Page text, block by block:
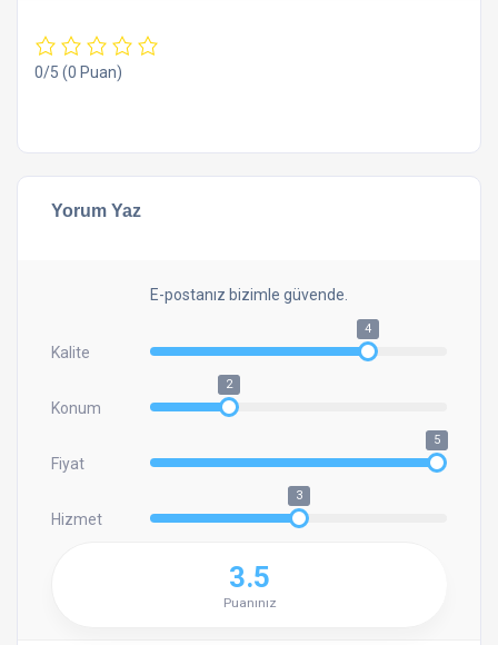
0/5 (0 Puan)
Yorum Yaz
E-postanız bizimle güvende.
Kalite
4
Konum
2
Fiyat
5
Hizmet
3
3.5
Puanınız